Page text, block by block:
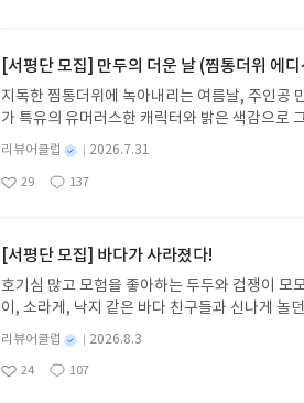
어떤 것이 사랑인 지 아닌 지를 판별할 수 있는
이 영화에 '사랑'이라는 제목을 붙였다. 그렇게
불가)▶ 서평단 신청 방법 : 기대평 댓글을 작성
갑니다!! ※ 신청 전, 꼭 확인해주세요!- '사락'
'사락'으로 개편되어 별도로 개설하지 않으셔
닌 회원정보상의 주소/연락처 (클릭 시 수정 가
제외되거나 배송에서 누락될 수 있습니다(재
작성해주셔야 합니다. (포스트가 아닌 '리뷰'로
리뷰 작성 시 이후 선정에서 제외될 수 있습니
[서평단 모집] 만두의 더운 날 (찜통더위 에
지독한 찜통더위에 녹아내리는 여름날, 주인공
가 특유의 유머러스한 캐릭터와 밝은 색감으로
위가 싹 가시는 통쾌한 탈출구를 선사합니다.
냉면 물결 속에서 짜릿한 여름 해방감을 만끽
션)글쓴이윤식이 저출판사소원나무 예스24 바
첨확률이 올라갑니다!! ※ 신청 전, 꼭 확인해주
소/연락처 (클릭 시 수정 가능)로 발송됩니다.-
습니다(재발송 불가). ▶ 리뷰 작성- 도서/상품
성)- 기간내 미작성, 불성실한 리뷰, 도서/상품
개인의 감상이 포함된 300자 이상의 리뷰를 권장
별
리뷰어클럽
성
2026.7.31
좋
29
댓
137
작
[서평단 모집] 바다가 사라졌다!
호기심 많고 모험을 좋아하는 두두와 겁쟁이 모
이, 소라게, 낙지 같은 바다 친구들과 신나게 놀
데, 과연 바다에 무슨 일이 벌어진 걸까요? 상상
보세요!바다가 사라졌다!글쓴이서휘 글출판사
6.08.03 ~ 2026.08.07발표일자 : 2026.08.13
별
리뷰어클럽
성
2026.8.3
좋
24
댓
107
작